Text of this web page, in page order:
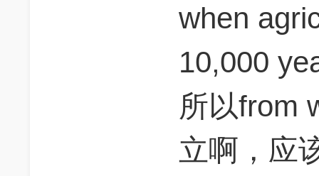
when
10,000
所以from
立啊，应